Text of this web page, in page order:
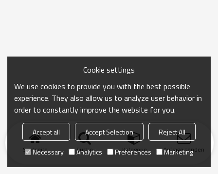
Startseite Suche Kategorie Anfrage senden
Cookie settings
We use cookies to provide you with the best possible
experience. They also allow us to analyze user behavior in
order to constantly improve the website for you.
Accept all Accept Selection
Reject All
Necessary
Analytics Preferences Marketing